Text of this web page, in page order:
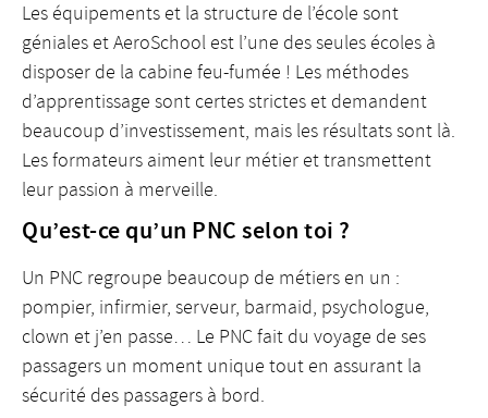
Les équipements et la structure de l’école sont
géniales et AeroSchool est l’une des seules écoles à
disposer de la cabine feu-fumée ! Les méthodes
d’apprentissage sont certes strictes et demandent
beaucoup d’investissement, mais les résultats sont là.
Les formateurs aiment leur métier et transmettent
leur passion à merveille.
Qu’est-ce qu’un PNC selon toi ?
Un PNC regroupe beaucoup de métiers en un :
pompier, infirmier, serveur, barmaid, psychologue,
clown et j’en passe… Le PNC fait du voyage de ses
passagers un moment unique tout en assurant la
sécurité des passagers à bord.